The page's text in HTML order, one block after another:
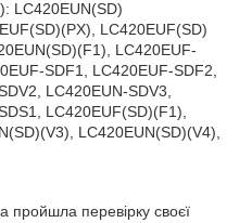
LC420EUN(SD)
LC420EUF(SD)
LC420EUF-
SDF1, LC420EUF-SDF2,
LC420EUN-SDV3,
LC420EUF(SD)(F1),
LC420EUN(SD)(V4),
перевірку своєї